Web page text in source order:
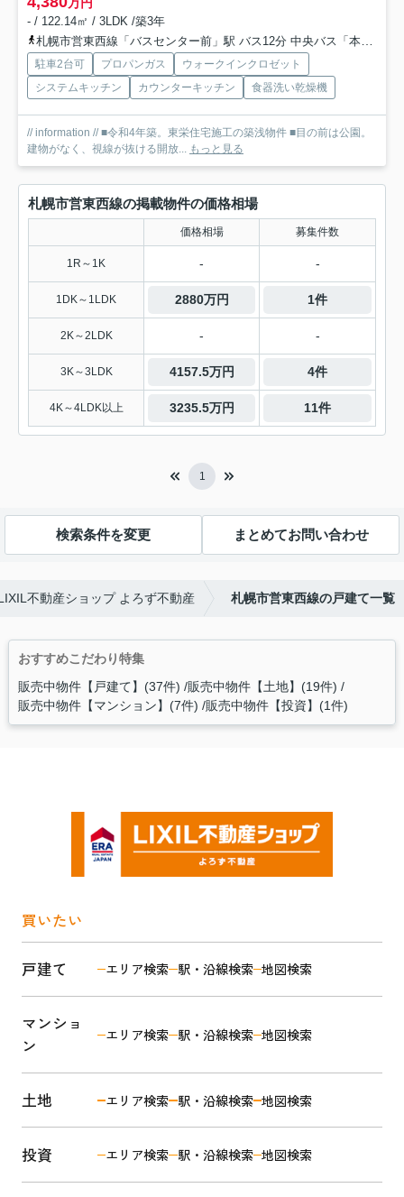
- / 122.14㎡ / 3LDK /築3年
札幌市営東西線「バスセンター前」駅 バス12分 中央バス「本町一条５丁目」 停歩3分
駐車2台可 プロパンガス
ウォークインクロゼット
システムキッチン
カウンターキッチン 食器洗い乾燥機
// information // ■令和4年築。東栄住宅施工の築浅物件 ■目の前は公園。
建物がなく、視線が抜ける開放...
もっと見る
札幌市営東西線の掲載物件の価格相場
価格相場 募集件数
1R～1K - -
1DK～1LDK 2880万円 1件
2K～2LDK - -
3K～3LDK 4157.5万円 4件
4K～4LDK以上 3235.5万円 11件
1
検索条件を変更 まとめてお問い合わせ
不動産ショップ よろず不動産 札幌市営東西線の戸建て一覧
おすすめこだわり特集
販売中物件【戸建て】(37件) 販売中物件【土地】(19件)
販売中物件【マンション】(7件) 販売中物件【投資】(1件)
買いたい
戸建て エリア検索 駅・沿線検索 地図検索
マンショ
ン
エリア検索 駅・沿線検索 地図検索
土地 エリア検索 駅・沿線検索 地図検索
投資 エリア検索 駅・沿線検索 地図検索